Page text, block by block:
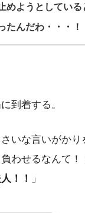
めようとしている
たんだわ・・・！
到着する。
いな言いがか
わせるなんて！
！！
」